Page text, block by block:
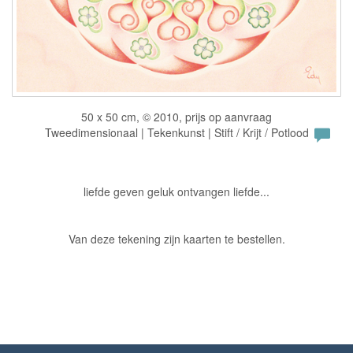
50 x 50 cm, © 2010, prijs op aanvraag
Tweedimensionaal | Tekenkunst | Stift / Krijt / Potlood
liefde geven geluk ontvangen liefde...
Van deze tekening zijn kaarten te bestellen.